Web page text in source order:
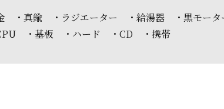
真鍮 ・ラジエーター ・給湯器 ・黒モー
・基板 ・ハード ・CD ・携帯